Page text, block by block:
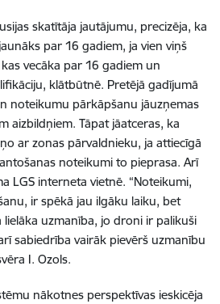
skatītāja jautājumu, precizēja, ka
par 16 gadiem, ja vien viņš
vecāka par 16 gadiem un
klātbūtnē. Pretējā gadījumā
noteikumu pārkāpšanu jāuzņemas
aizbildņiem. Tāpat jāatceras, ka
ar zonas pārvaldnieku, ja attiecīgā
noteikumi to pieprasa. Arī
LGS interneta vietnē. “Noteikumi,
ir spēkā jau ilgāku laiku, bet
uzmanība, jo droni ir palikuši
sabiedrība vairāk pievērš uzmanību
I. Ozols.
nākotnes perspektīvas ieskicēja